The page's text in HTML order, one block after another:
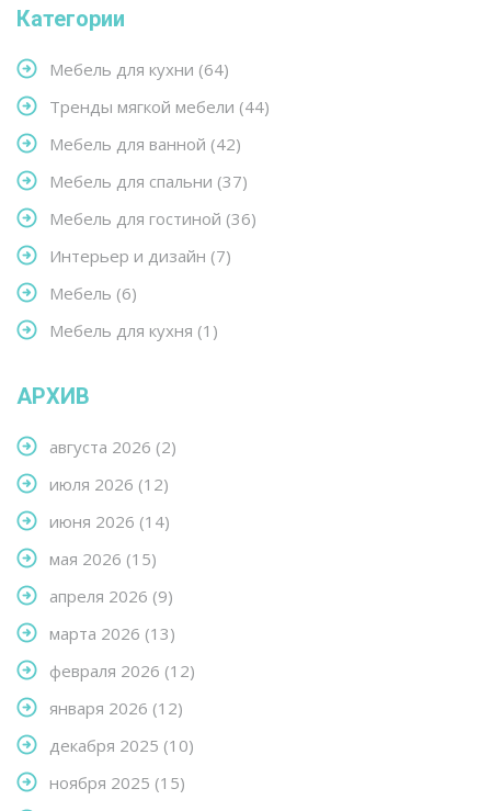
Категории
Мебель для кухни (64)
Тренды мягкой мебели (44)
Мебель для ванной (42)
Мебель для спальни (37)
Мебель для гостиной (36)
Интерьер и дизайн (7)
Мебель (6)
Мебель для кухня (1)
АРХИВ
августа 2026 (2)
июля 2026 (12)
июня 2026 (14)
мая 2026 (15)
апреля 2026 (9)
марта 2026 (13)
февраля 2026 (12)
января 2026 (12)
декабря 2025 (10)
ноября 2025 (15)